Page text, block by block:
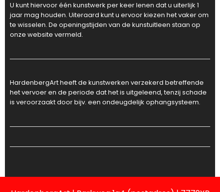
U kunt hiervoor één kunstwerk per keer lenen dat u uiterlijk 1
jaar mag houden. Uiteraard kunt u ervoor kiezen het vaker om
te wisselen. De openingstijden van de kunstuitleen staan op
onze website vermeld.
HardenbergArt heeft de kunstwerken verzekerd betreffende
het vervoer en de periode dat het is uitgeleend, tenzij schade
is veroorzaakt door bijv. een ondeugdelijk ophangsysteem.